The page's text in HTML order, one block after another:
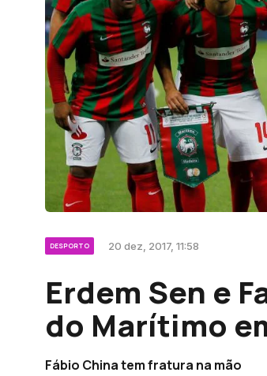
DESPORTO 20 dez, 2017, 11:58
Erdem Sen e
do Marítimo
Fábio China tem fratura na mão